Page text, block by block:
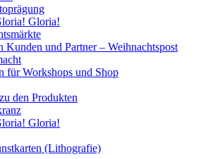
Gloria!
Kunden und Partner – Weihnachtspost
für Workshops und Shop
den Produkten
Gloria!
(Lithografie)